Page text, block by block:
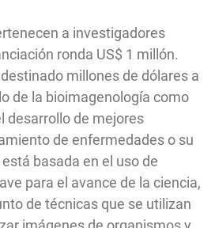
a investigadores
ronda US$ 1 millón.
millones de dólares a
de la bioimagenología como
desarrollo de mejores
de enfermedades o su
basada en el uso de
para el avance de la ciencia,
de técnicas que se utilizan